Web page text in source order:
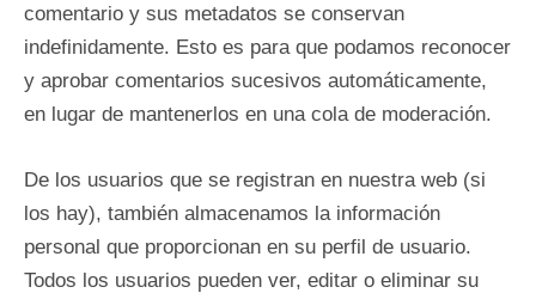
comentario y sus metadatos se conservan
indefinidamente. Esto es para que podamos reconocer
y aprobar comentarios sucesivos automáticamente,
en lugar de mantenerlos en una cola de moderación.
De los usuarios que se registran en nuestra web (si
los hay), también almacenamos la información
personal que proporcionan en su perfil de usuario.
Todos los usuarios pueden ver, editar o eliminar su